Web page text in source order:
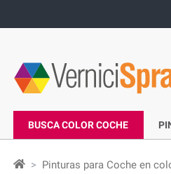
BUSCA COLOR COCHE
Pinturas para Coche en